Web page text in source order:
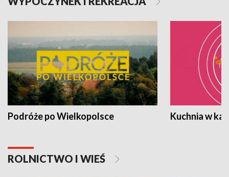
Podróże po Wielkopolsce Kuchnia w
ROLNICTWO I WIEŚ